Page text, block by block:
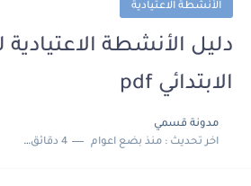
الأنشطة الاعتيادية
دليل الأنشطة الاعتيادية
الابتدائي pdf
مدونة قسمي
اخر تحديث :منذ بضع اعوام 4 دقائق للقراءة